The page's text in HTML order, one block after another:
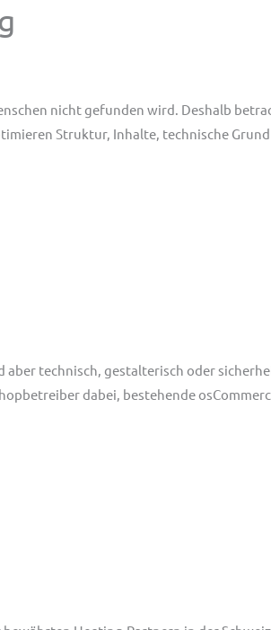
nicht gefunden wird. Deshalb
Struktur, Inhalte, technische
aber technisch, gestalterisch oder
dabei, bestehende